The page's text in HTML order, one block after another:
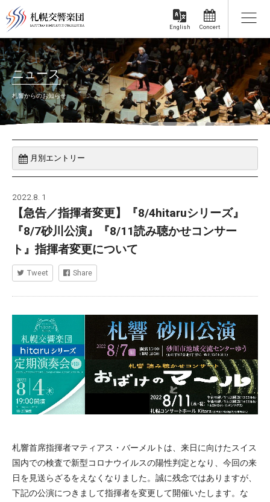
Concert
English
ニュース
札響からのお知らせ
2022.8. 1
【急告／指揮者変更】『8/4hitaruシリーズ』
『8/7砂川公演』『8/11読み聴かせコンサー
ト』指揮者変更について
Tweet Share
札響首席指揮者マティアス・バーメルトは、来日に向けたスイス
国内での検査で新型コロナウイルスの陽性判定となり、今回の来
日を見送らざるをえなくなりました。誠に残念ではありますが、
下記の公演につきまして指揮者を変更して開催いたします。な